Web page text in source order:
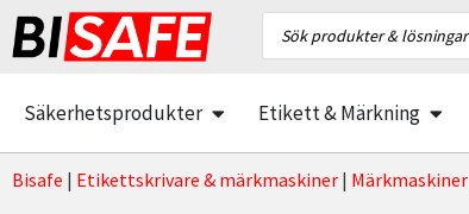
Säkerhetsprodukter Etikett & Märkning
Bisafe | Etikettskrivare & märkmaskiner | Märkmaskiner